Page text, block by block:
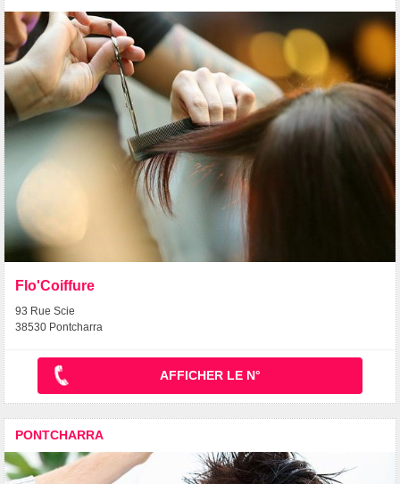
Flo'Coiffure
93 Rue Scie
38530 Pontcharra
AFFICHER LE N°
PONTCHARRA